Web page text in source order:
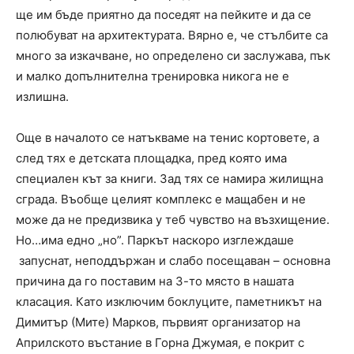
ще им бъде приятно да поседят на пейките и да се
полюбуват на архитектурата. Вярно е, че стълбите са
много за изкачване, но определено си заслужава, пък
и малко допълнителна тренировка никога не е
излишна.
Още в началото се натъкваме на тенис кортовете, а
след тях е детската площадка, пред която има
специален кът за книги. Зад тях се намира жилищна
сграда. Въобще целият комплекс е мащабен и не
може да не предизвика у теб чувство на възхищение.
Но…има едно „но”. Паркът наскоро изглеждаше
запуснат, неподдържан и слабо посещаван – основна
причина да го поставим на 3-то място в нашата
класация. Като изключим боклуците, паметникът на
Димитър (Мите) Марков, първият организатор на
Априлското въстание в Горна Джумая, е покрит с